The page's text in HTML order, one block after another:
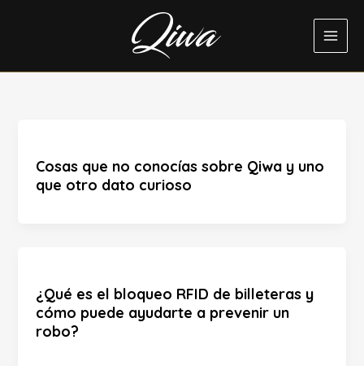
Cosas que no conocías sobre Qiwa y uno
que otro dato curioso
¿Qué es el bloqueo RFID de billeteras y
cómo puede ayudarte a prevenir un
robo?